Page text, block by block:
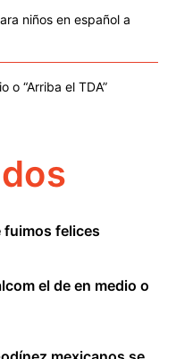
niños en español a
o “Arriba el TDA”
fuimos felices
el de en medio o